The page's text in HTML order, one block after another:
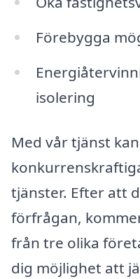
Förebygga
isolering
Med vår tjänst
tjänster. Efter att
förfrågan,
från tre olika
dig möjlighet att